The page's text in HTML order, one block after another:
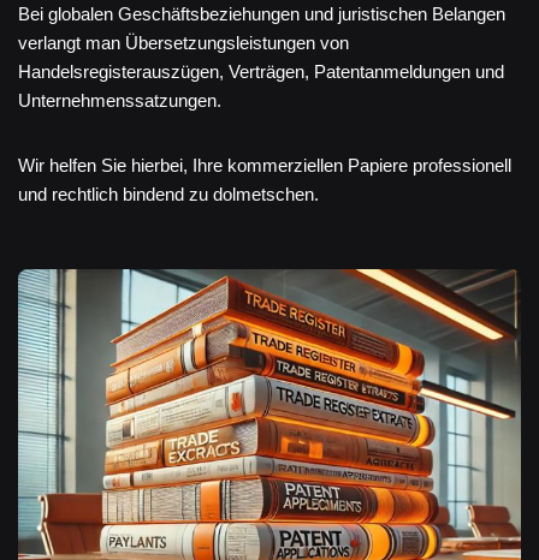
Bei globalen Geschäftsbeziehungen und juristischen Belangen
verlangt man Übersetzungsleistungen von
Handelsregisterauszügen, Verträgen, Patentanmeldungen und
Unternehmenssatzungen.
Wir helfen Sie hierbei, Ihre kommerziellen Papiere professionell
und rechtlich bindend zu dolmetschen.